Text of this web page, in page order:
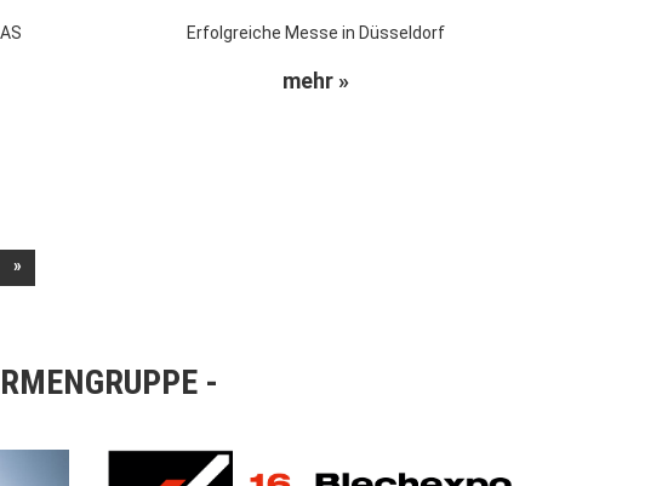
Erfolgreiche Messe in Düsseldorf
mehr »
»